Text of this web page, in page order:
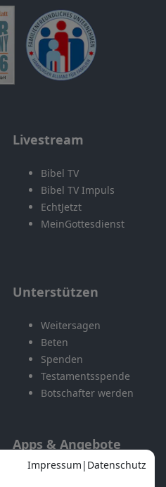
Livestream
Bibel TV
Bibel TV Impuls
EchtJetzt
MeinGottesdienst
Unterstützen
Weitersagen
Beten
Spenden
Testamentsspende
Botschafter werden
Apps & Angebote